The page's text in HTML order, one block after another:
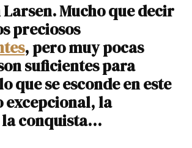
Larsen. Mucho que decir
preciosos
, pero muy pocas
suficientes para
que se esconde en este
excepcional, la
conquista…